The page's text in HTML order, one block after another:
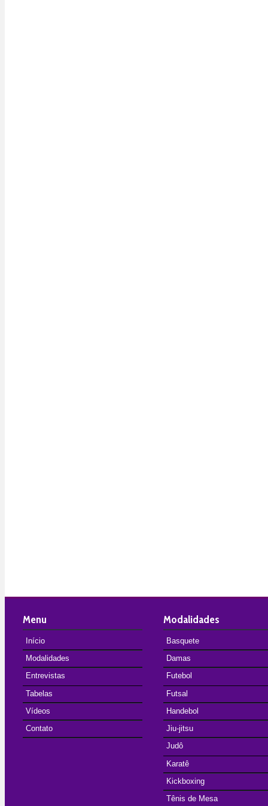
Menu
Início
Modalidades
Entrevistas
Tabelas
Vídeos
Contato
Modalidades
Basquete
Damas
Futebol
Futsal
Handebol
Jiu-jitsu
Judô
Karatê
Kickboxing
Tênis de Mesa